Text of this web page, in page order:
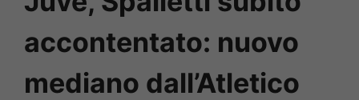
accontentato: nuovo
mediano dall’Atletico